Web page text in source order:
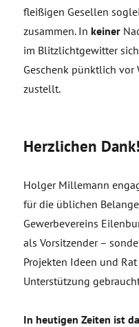
fleißigen Gesellen
zusammen. In keiner
im Blitzlichtgewitter
Geschenk pünktlich vor
zustellt.
Herzlichen Dank!
Holger Millemann
für die üblichen
Gewerbevereins
als Vorsitzender –
Projekten Ideen und
Unterstützung
In heutigen Zeiten ist